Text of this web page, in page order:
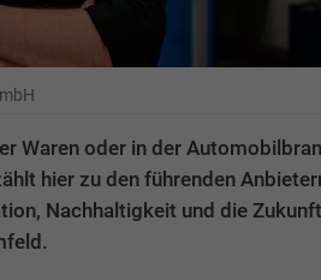
Waren oder in der
hier zu den führenden
Nachhaltigkeit und die